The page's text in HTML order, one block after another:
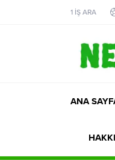
1 İŞ ARA
ANA